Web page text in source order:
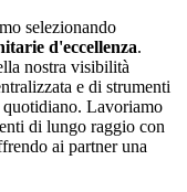
selezionando
d'eccellenza.
nostra visibilità
e di strumenti
Lavoriamo
di lungo raggio con
ai partner una